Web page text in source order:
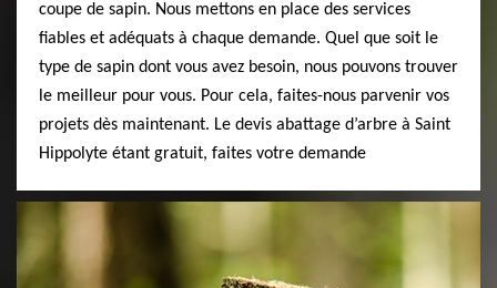
coupe de sapin. Nous mettons en place des services
fiables et adéquats à chaque demande. Quel que soit le
type de sapin dont vous avez besoin, nous pouvons trouver
le meilleur pour vous. Pour cela, faites-nous parvenir vos
projets dès maintenant. Le devis abattage d’arbre à Saint
Hippolyte étant gratuit, faites votre demande